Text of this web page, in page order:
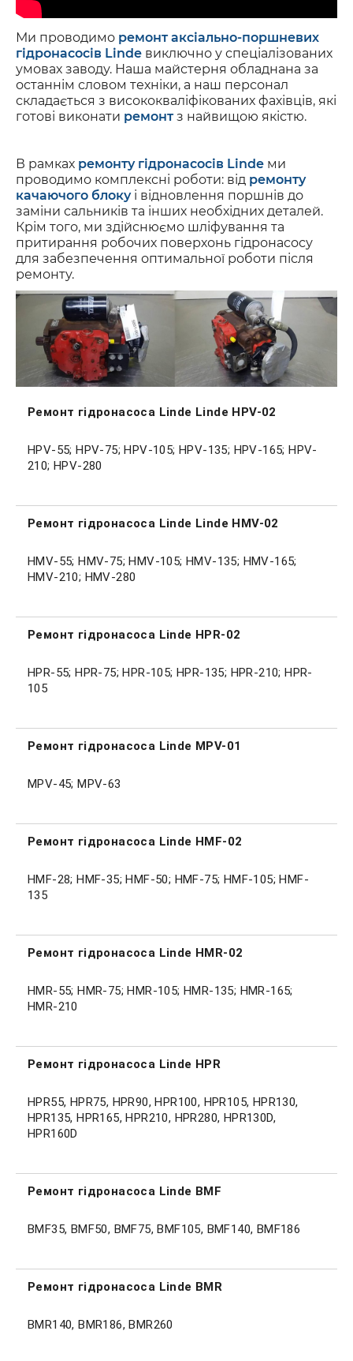
Ми проводимо ремонт аксіально-поршневих
гідронасосів Linde виключно у спеціалізованих
умовах заводу. Наша майстерня обладнана за
останнім словом техніки, а наш персонал
складається з висококваліфікованих фахівців, які
готові виконати ремонтз найвищою якістю.
В рамках ремонту гідронасосів Linde ми
проводимо комплексні роботи: від ремонту
качаючого блокуі відновлення поршнів до
заміни сальників та інших необхідних деталей.
Крім того, ми здійснюємо шліфування та
притирання робочих поверхонь гідронасосу
для забезпечення оптимальної роботи після
ремонту.
Ремонт гідронасоса Linde Linde HPV-02
HPV-55; HPV-75; HPV-105; HPV-135; HPV-165; HPV-
210; HPV-280
Ремонт гідронасоса Linde Linde HMV-02
HMV-55; HMV-75; HMV-105; HMV-135; HMV-165;
HMV-210; HMV-280
Ремонт гідронасоса Linde HPR-02
HPR-55; HPR-75; HPR-105; HPR-135; HPR-210; HPR-
105
Ремонт гідронасоса Linde MPV-01
MPV-45; MPV-63
Ремонт гідронасоса Linde HMF-02
HMF-28; HMF-35; HMF-50; HMF-75; HMF-105; HMF-
135
Ремонт гідронасоса Linde HMR-02
HMR-55; HMR-75; HMR-105; HMR-135; HMR-165;
HMR-210
Ремонт гідронасоса Linde HPR
HPR55, HPR75, HPR90, HPR100, HPR105, HPR130,
HPR135, HPR165, HPR210, HPR280, HPR130D,
HPR160D
Ремонт гідронасоса Linde BMF
BMF35, BMF50, BMF75, BMF105, BMF140, BMF186
Ремонт гідронасоса Linde BMR
BMR140, BMR186, BMR260